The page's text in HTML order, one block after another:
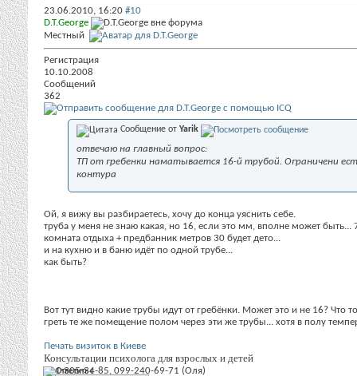
23.06.2010, 16:20 #10
D.T.George
Местный
Регистрация
10.10.2008
Сообщений
362
Сообщение от Yarik
отвечаю на главный вопрос:
ТП от гребенки наматывается 16-й трубой. Ограничени
контура
Ой, я вижу вы разбираетесь, хочу до конца уяснить себе.
труба у меня не знаю какая, но 16, если это мм, вполне может быть...
комната отдыха + предбанник метров 30 будет дето...
и на кухню и в баню идёт по одной трубе...
как быть?
Вот тут видно какие трубы идут от гребёнки. Может это и не 16? Что
греть те же помещение полом через эти же трубы... хотя в полу
Печать визиток в Киеве
Консультации психолога для взрослых и детей
091-305-34-85, 099-240-69-71 (Оля)